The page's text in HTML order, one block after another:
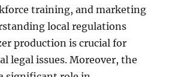
training, and marketing
local regulations
production is crucial for
legal issues. Moreover, the